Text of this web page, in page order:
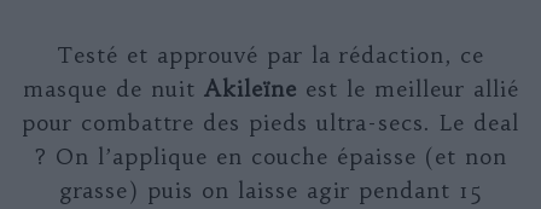
Testé et approuvé par la rédaction, ce
masque de nuit Akileïne est le meilleur allié
pour combattre des pieds ultra-secs. Le deal
? On l’applique en couche épaisse (et non
grasse) puis on laisse agir pendant 15